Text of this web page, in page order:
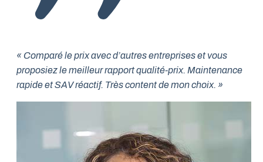
« Comparé le prix avec d’autres entreprises et vous
proposiez le meilleur rapport qualité-prix. Maintenance
rapide et SAV réactif. Très content de mon choix. »